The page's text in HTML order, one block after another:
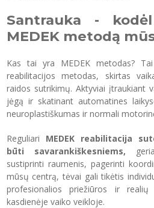
Santrauka -
MEDEK metodą
Kas tai yra MEDEK metodas?
reabilitacijos metodas, skirtas
raidos sutrikimų. Aktyviai įtraukiant
jėgą ir skatinant automatines
neuroplastiškumas ir normali
Reguliari MEDEKreabilitacija
būti savarankiškesniems,
sustiprinti raumenis, pagerinti
mūsų centrą, tėvai gali tikėtis
profesionalios priežiūros ir
kasdienėje vaiko veikloje.